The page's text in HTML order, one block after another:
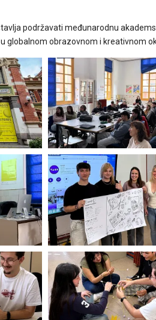
podržavati međunarodnu
globalnom obrazovnom i kreativnom